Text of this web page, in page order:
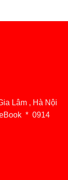
Lâm , Hà Nội
* 0914